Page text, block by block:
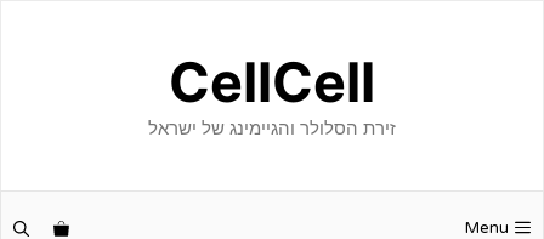
CellCell
זירת הסלולר והגיימינג של ישראל
Menu